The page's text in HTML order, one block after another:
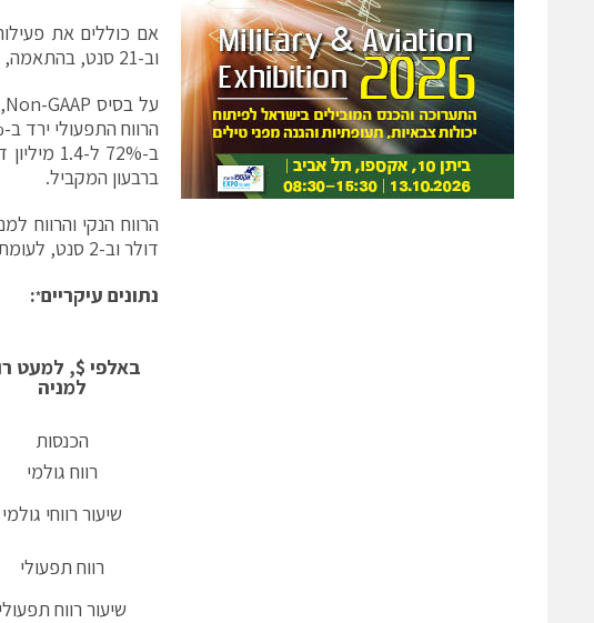
וב-21 סנט, בהתאמה, לעומת הפסד נקי של 22.3 מיליון דולר והפסד למניה של 96 סנט ברבעון המקביל.
ברבעון המקביל.
דולר וב-2 סנט, לעומת 4.7 מיליון דולר ו-20 סנט ברבעון המקביל.
נתונים עיקריים*
:
באלפי $, למעט
למניה
הכנסות
רווח גולמי
שיעור רווחי גולמי
רווח תפעולי
שיעור רווח תפעולי